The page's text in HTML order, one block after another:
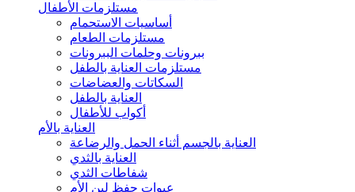
مستلزمات الأطفال
أساسيات الاستحمام
مستلزمات الطعام
ببرونات وحلمات الببرونات
مستلزمات العناية بالطفل
السكاتات والعضاضات
العناية بالطفل
أكواب للأطفال
العناية بالأم
العناية بالجسم أثناء الحمل والرضاعة
العناية بالثدي
شفاطات الثدي
عبوات حفظ لبن الأم